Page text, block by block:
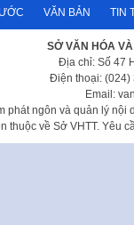
VĂN BẢN TIN
SỞ VĂN HÓA
Địa chỉ: Số 47
Điện thoại: (024)
Email:
phát ngôn và quản lý nội
thuộc về Sở VHTT. Yêu